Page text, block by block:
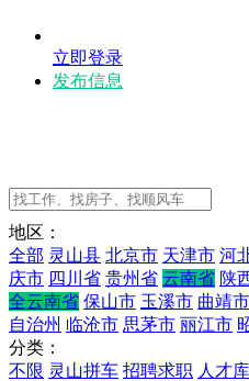
立即登录
发布信息
地区：
全部 灵山县 北京市 天津市 河
庆市 四川省 贵州省 云南省 陕
全云南省 保山市 玉溪市 曲靖市
自治州 临沧市 思茅市 丽江市
分类：
不限 灵山拼车 招聘求职 人才库